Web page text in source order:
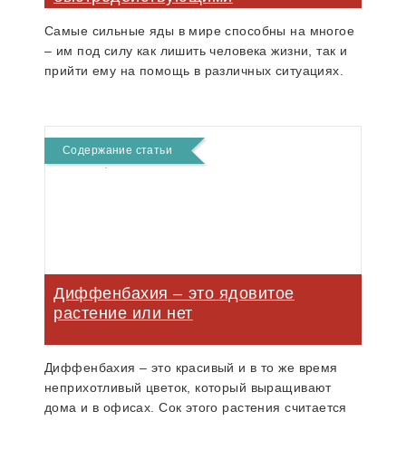
Самые сильные яды в мире способны на многое
– им под силу как лишить человека жизни, так и
прийти ему на помощь в различных ситуациях.
Содержание статьи
Диффенбахия – это ядовитое
растение или нет
Диффенбахия – это красивый и в то же время
неприхотливый цветок, который выращивают
дома и в офисах. Сок этого растения считается